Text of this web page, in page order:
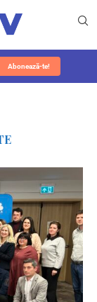
Abonează-te!